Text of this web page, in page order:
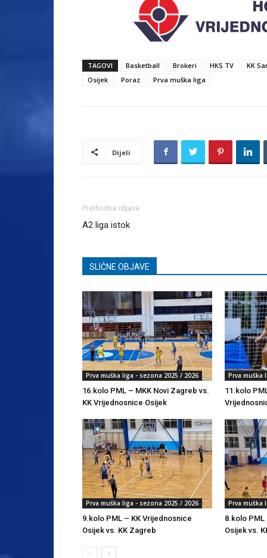
TAGOVI Basketball Brokeri HKS TV
KK
Osijek
Poraz Prva muška liga
Dijeli
Prethodna objava
A2 liga istok
SLIČNE OBJAVE
Prva muška liga - sezona 2025 / 2026
16.kolo PML – MKK Novi Zagreb vs.
KK Vrijednosnice Osijek
Prva muška
11.kolo
Prva muška liga - sezona 2025 / 2026
9.kolo PML – KK Vrijednosnice
Osijek vs. KK Zagreb
Prva muška
8.kolo
Osijek vs.